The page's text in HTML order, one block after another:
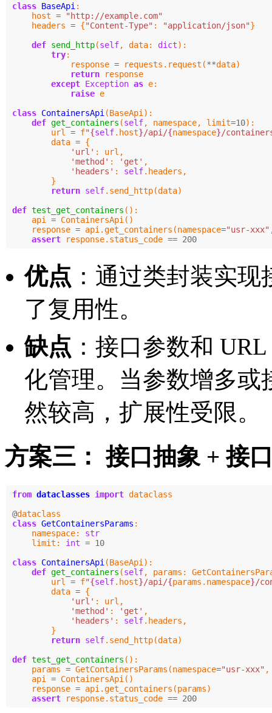
class BaseApi :
host =
"http://example.com"
headers = {"Content-Type" : "application/json"}
def send_http(self, data: dict):
try:
response = requests . request (**data)
return
response
except Exception as e:
raise e
class ContainersApi (BaseApi ):
def get_containers (self, namespace, limit=10):
url
= f"{self. host}/api/{namespace}/
data = {
'url' : url ,
'method' : 'get' ,
'headers' : self. headers ,
}
return self. send_http(data)
def test_get_containers ():
api
= ContainersApi ()
response = api .get_containers (namespace="usr-xxx"
assert
response. status_code == 200
优点 ：通过类封装实
了复用性。
缺点 ：接口参数和
化管理。当参数增多或
然较高，扩展性受限。
方案三： 接口抽象 + 接
from dataclasses import dataclass
@dataclass
class GetContainersParams :
namespace:
str
limit : int = 10
class ContainersApi (BaseApi ):
def get_containers (self, params :
url
= f"{self. host}/api/{params . namespace}/
data = {
'url' : url ,
'method' : 'get' ,
'headers' : self. headers ,
}
return self. send_http(data)
def test_get_containers ():
params = GetContainersParams (namespace="usr-xxx" ,
api
= ContainersApi ()
response = api .get_containers (params)
assert
response. status_code == 200